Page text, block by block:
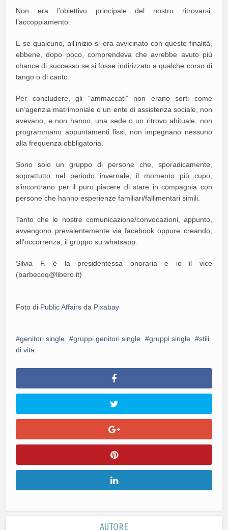
Non era l’obiettivo principale del nostro ritrovarsi:
l’accoppiamento.
E se qualcuno, all’inizio si era avvicinato con queste finalità,
ebbene, dopo poco, comprendeva che avrebbe avuto più
chance di successo se si fosse indirizzato a qualche corso di
tango o di canto.
Per concludere, gli “ammaccati” non erano sorti come
un’agenzia matrimoniale o un ente di assistenza sociale, non
avevano, e non hanno, una sede o un ritrovo abituale, non
programmano appuntamenti fissi, non impegnano nessuno
alla frequenza obbligatoria.
Sono solo un gruppo di persone che, sporadicamente,
soprattutto nel periodo invernale, il momento più cupo,
s’incontrano per il puro piacere di stare in compagnia con
persone che hanno esperienze familiari/fallimentari simili.
Tanto che le nostre comunicazione/convocazioni, appunto,
avvengono prevalentemente via facebook oppure creando,
all’occorrenza, il gruppo su whatsapp.
Silvia F. è la presidentessa onoraria e io il vice
(barbecoq@libero.it)
Foto di Public Affairs da Pixabay
genitori single gruppi genitori single gruppi single
stili
di vita
AUTORE